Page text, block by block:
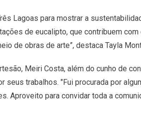
Lagoas para mostrar a
de eucalipto, que contribuem
de obras de arte”, destaca Tayla
Meiri Costa, além do cunho de
seus trabalhos. "Fui procurada por
Aproveito para convidar toda a